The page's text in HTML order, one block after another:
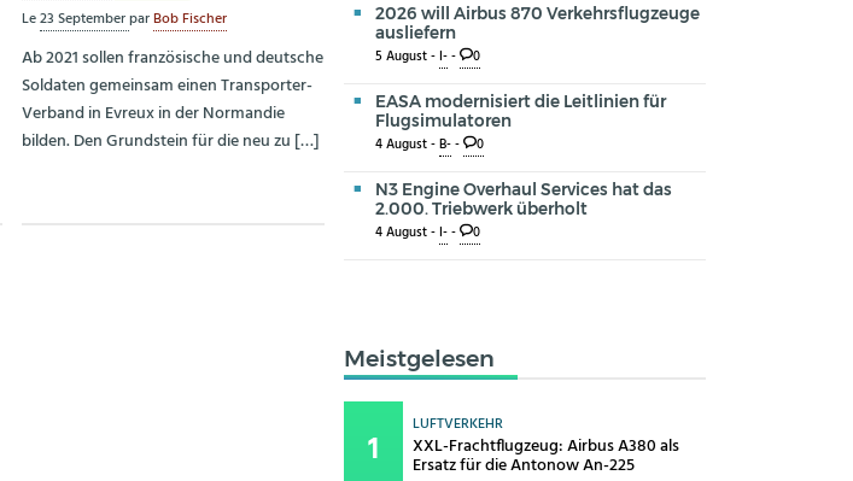
Le23 SeptemberparBob Fischer
Ab 2021 sollen französische und deutsche
Soldaten gemeinsam einen Transporter-
Verband in Evreux in der Normandie
bilden. Den Grundstein für die neu zu […]
2026 will Airbus 870 Verkehrsflugzeuge
ausliefern
5 August -I-- 0
EASA modernisiert die Leitlinien für
Flugsimulatoren
4 August -B-- 0
N3 Engine Overhaul Services hat das
2.000. Triebwerk überholt
4 August -I-- 0
Meistgelesen
LUFTVERKEHR
XXL-Frachtflugzeug: Airbus A380 als
Ersatz für die Antonow An-225